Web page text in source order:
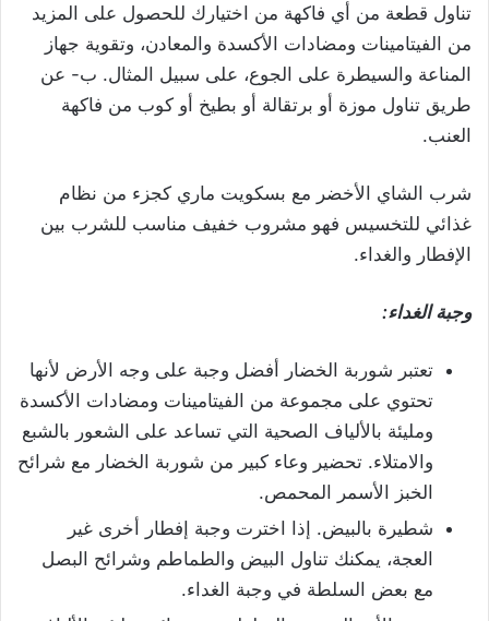
تناول قطعة من أي فاكهة من اختيارك للحصول على المزيد
من الفيتامينات ومضادات الأكسدة والمعادن، وتقوية جهاز
المناعة والسيطرة على الجوع، على سبيل المثال. ب- عن
طريق تناول موزة أو برتقالة أو بطيخ أو كوب من فاكهة
العنب.
شرب الشاي الأخضر مع بسكويت ماري كجزء من نظام
غذائي للتخسيس فهو مشروب خفيف مناسب للشرب بين
الإفطار والغداء.
وجبة الغداء:
تعتبر شوربة الخضار أفضل وجبة على وجه الأرض لأنها
تحتوي على مجموعة من الفيتامينات ومضادات الأكسدة
ومليئة بالألياف الصحية التي تساعد على الشعور بالشبع
والامتلاء. تحضير وعاء كبير من شوربة الخضار مع شرائح
الخبز الأسمر المحمص.
شطيرة بالبيض. إذا اخترت وجبة إفطار أخرى غير
العجة، يمكنك تناول البيض والطماطم وشرائح البصل
مع بعض السلطة في وجبة الغداء.